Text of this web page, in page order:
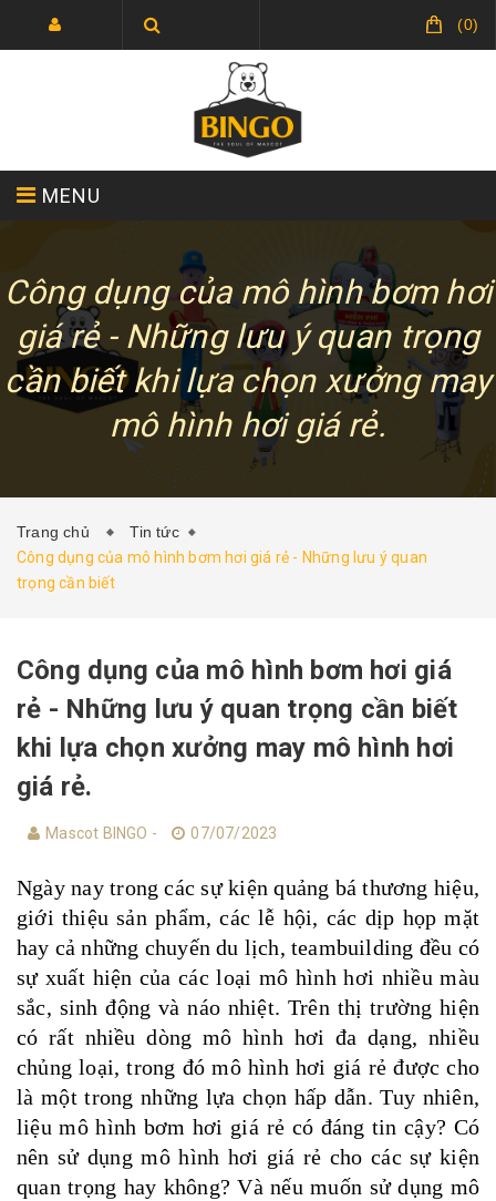
(0)
MENU
TRANG CHỦ GIỚI THIỆU
SẢN PHẨM TIN TỨC LIÊN HỆ
Công dụng của mô hình bơm hơi
giá rẻ - Những lưu ý quan trọng
cần biết khi lựa chọn xưởng may
mô hình hơi giá rẻ.
Trang chủ
Tin tức
Công dụng của mô hình bơm hơi giá rẻ - Những lưu ý quan
trọng cần biết
Công dụng của mô hình bơm hơi giá
rẻ - Những lưu ý quan trọng cần biết
khi lựa chọn xưởng may mô hình hơi
giá rẻ.
Mascot BINGO - 07/07/2023
Ngày nay trong các sự kiện quảng bá thương hiệu,
giới thiệu sản phẩm, các lễ hội, các dịp họp mặt
hay cả những chuyến du lịch, teambuilding đều có
sự xuất hiện của các loại mô hình hơi nhiều màu
sắc, sinh động và náo nhiệt. Trên thị trường hiện
có rất nhiều dòng mô hình hơi đa dạng, nhiều
chủng loại, trong đó mô hình hơi giá rẻ được cho
là một trong những lựa chọn hấp dẫn. Tuy nhiên,
liệu mô hình bơm hơi giá rẻ có đáng tin cậy? Có
nên sử dụng mô hình hơi giá rẻ cho các sự kiện
quan trọng hay không? Và nếu muốn sử dụng mô